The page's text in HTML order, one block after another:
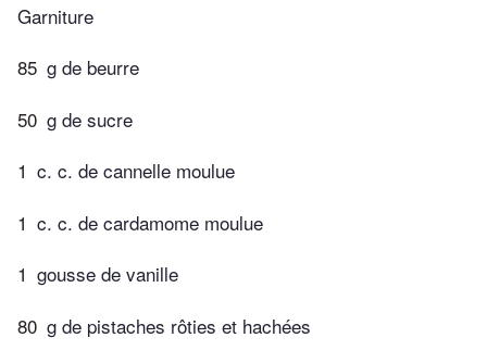
Garniture
85 g de beurre
50 g de sucre
1 c. c. de cannelle moulue
1 c. c. de cardamome moulue
1 gousse de vanille
80 g de pistaches rôties et hachées